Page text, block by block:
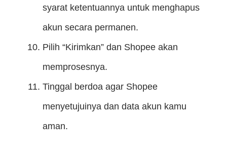
syarat ketentuannya untuk menghapus
akun secara permanen.
Pilih “Kirimkan” dan Shopee akan
memprosesnya.
Tinggal berdoa agar Shopee
menyetujuinya dan data akun kamu
aman.